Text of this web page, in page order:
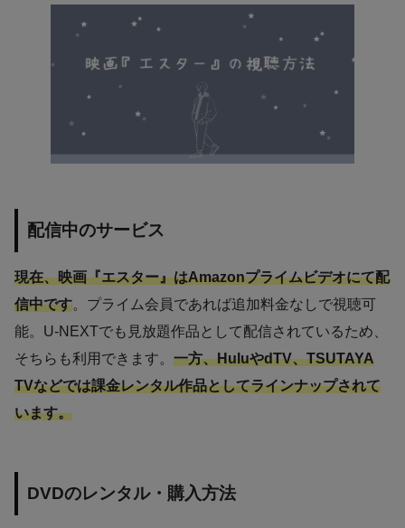
配信中のサービス
現在、映画『エスター』はAmazonプライムビデオにて配
信中です。プライム会員であれば追加料金なしで視聴可
能。U-NEXTでも見放題作品として配信されているため、
そちらも利用できます。 一方、HuluやdTV、TSUTAYA
TVなどでは課金レンタル作品としてラインナップされて
います。
DVDのレンタル・購入方法